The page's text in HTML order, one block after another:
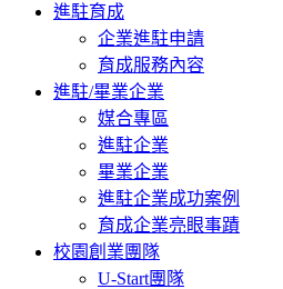
進駐育成
企業進駐申請
育成服務內容
進駐/畢業企業
媒合專區
進駐企業
畢業企業
進駐企業成功案例
育成企業亮眼事蹟
校園創業團隊
U-Start團隊